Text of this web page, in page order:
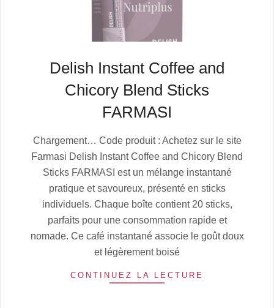
Delish Instant Coffee and
Chicory Blend Sticks
FARMASI
07-
05
Chargement… Code produit : Achetez sur le site
Farmasi Delish Instant Coffee and Chicory Blend
Sticks FARMASI est un mélange instantané
pratique et savoureux, présenté en sticks
individuels. Chaque boîte contient 20 sticks,
parfaits pour une consommation rapide et
nomade. Ce café instantané associe le goût doux
et légèrement boisé
CONTINUEZ LA LECTURE